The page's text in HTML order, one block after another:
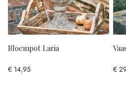
Bloempot Laria
€ 14,95 €